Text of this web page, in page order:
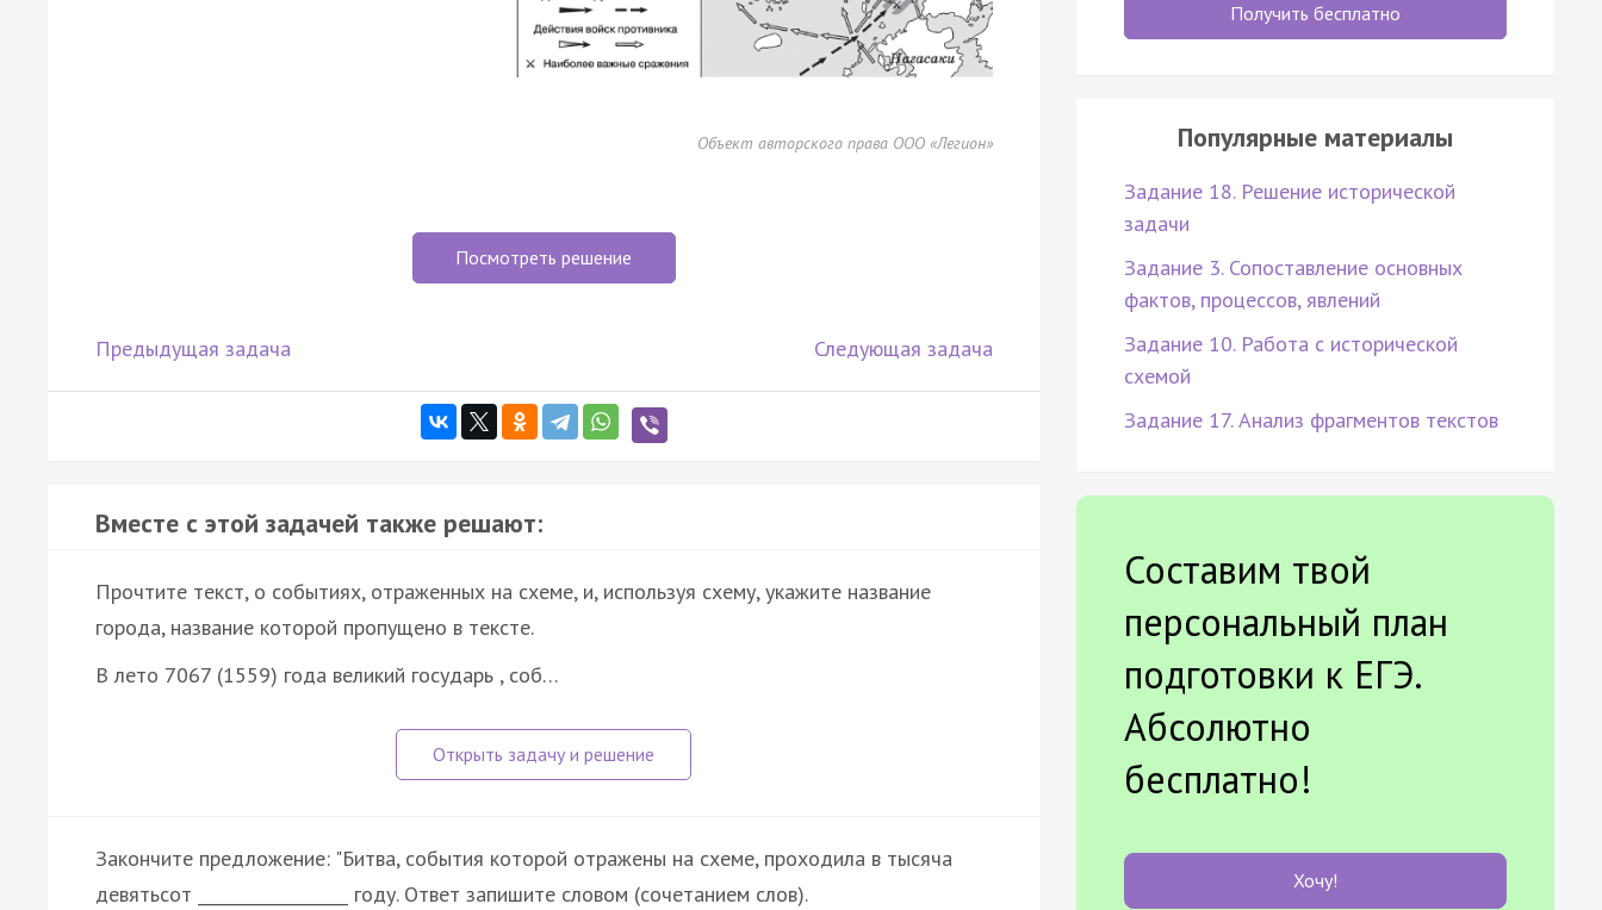
Объект авторского права ООО «Легион»
Посмотреть решение
Предыдущая задача Следующая задача
Вместе с этой задачей также решают:
Прочтите текст, о событиях, отраженных на схеме, и, используя схему, укажите название
города, название которой пропущено в тексте.
В лето 7067 (1559) года великий государь , соб…
Закончите предложение: "Битва, события которой отражены на схеме, проходила в тысяча
девятьсот __________________ году. Ответ запишите словом (сочетанием слов).
Получить бесплатно
Популярные материалы
Задание 18. Решение исторической
задачи
Задание 3. Сопоставление основных
фактов, процессов, явлений
Задание 10. Работа с исторической
схемой
Задание 17. Анализ фрагментов текстов
Составим твой
персональный план
подготовки к ЕГЭ.
Абсолютно
бесплатно!
Хочу!